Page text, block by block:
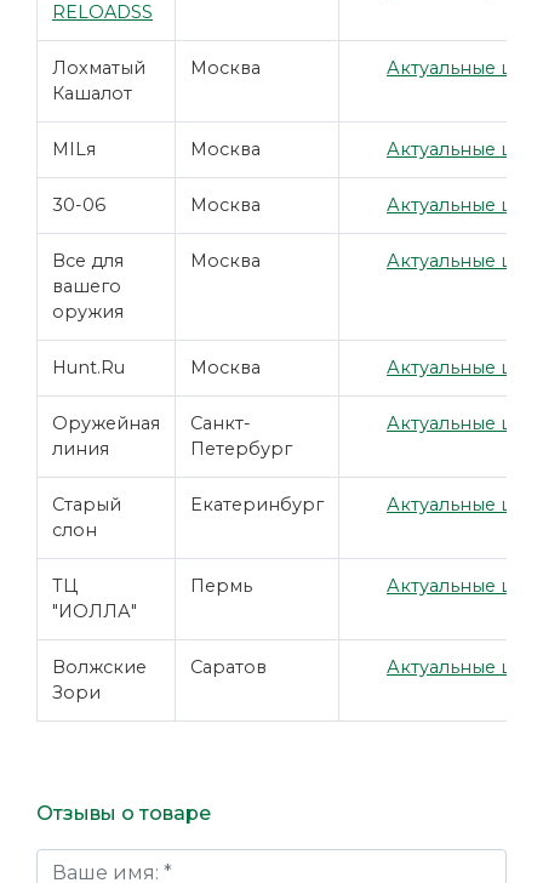
RELOADSS
Лохматый
Кашалот
Москва Актуальные
MILя Москва Актуальные
30-06 Москва Актуальные
Все для
вашего
оружия
Москва Актуальные
Hunt.Ru Москва Актуальные
Оружейная
линия
Санкт-
Петербург
Актуальные
Старый
слон
Екатеринбург Актуальные
ТЦ
"ИОЛЛА"
Пермь Актуальные
Волжские
Зори
Саратов Актуальные
Отзывы о товаре